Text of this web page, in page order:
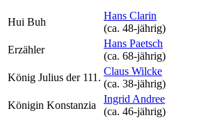
Hui Buh
Hans Clarin
(ca. 48‑jährig)
Erzähler
Hans Paetsch
(ca. 68‑jährig)
König Julius der 111.
Claus Wilcke
(ca. 38‑jährig)
Königin Konstanzia
Ingrid Andree
(ca. 46‑jährig)